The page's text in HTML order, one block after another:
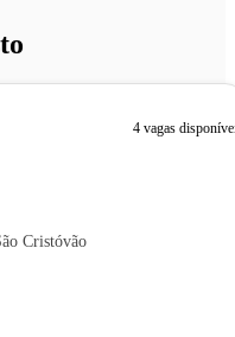
4 vagas
Cristóvão